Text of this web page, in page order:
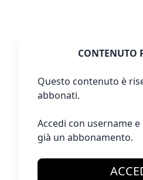
CONTENUTO
Questo contenuto è
abbonati.
Accedi con username
già un abbonamento.